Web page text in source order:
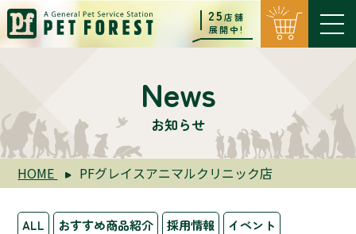
25店舗
展開中!
News
お知らせ
HOME PFグレイスアニマルクリニック店
ALL おすすめ商品紹介 採用情報
イベント